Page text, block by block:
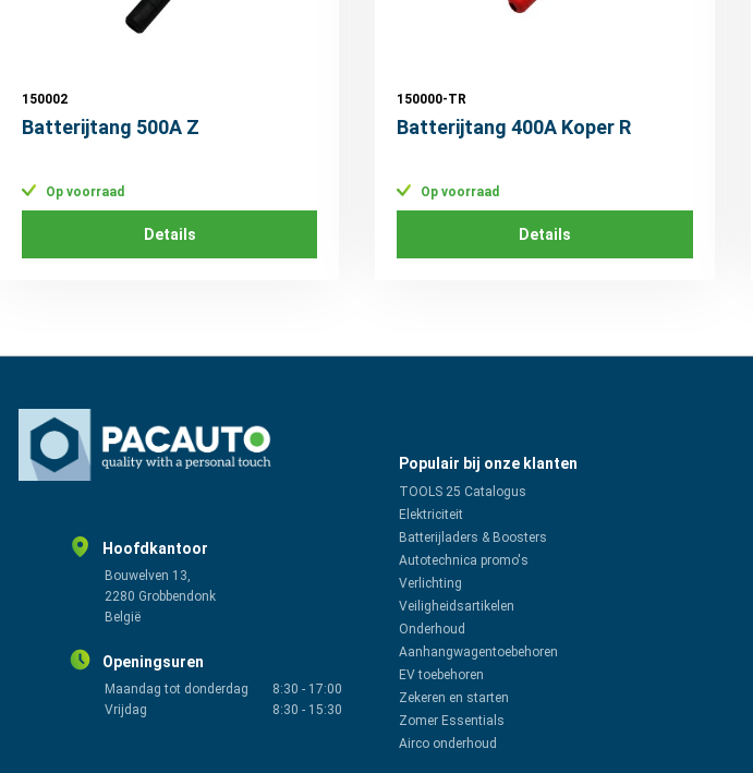
150002
Batterijtang 500A Z
Op voorraad
Details
150000-TR
Batterijtang 400A Koper R
Op voorraad
Details
Hoofdkantoor
Bouwelven 13,
2280 Grobbendonk
België
Openingsuren
Maandag tot donderdag 8:30 - 17:00
Vrijdag
8:30 - 15:30
Populair bij onze klanten
TOOLS 25 Catalogus
Elektriciteit
Batterijladers & Boosters
Autotechnica promo's
Verlichting
Veiligheidsartikelen
Onderhoud
Aanhangwagentoebehoren
EV toebehoren
Zekeren en starten
Zomer Essentials
Airco onderhoud